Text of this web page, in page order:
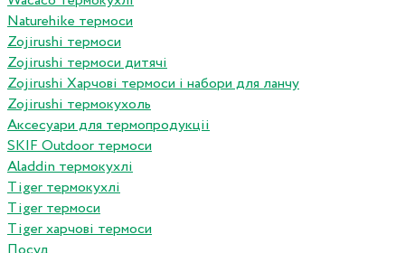
Naturehike термоси
Zojirushi термоси
Zojirushi термоси дитячі
Zojirushi Харчові термоси і набори для ланчу
Zojirushi термокухоль
Аксесуари для термопродукціі
SKIF Outdoor термоси
Aladdin термокухлі
Tiger термокухлі
Tiger термоси
Tiger харчові термоси